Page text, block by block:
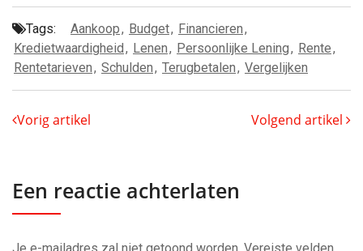
Tags: Aankoop, Budget, Financieren,
Kredietwaardigheid, Lenen, Persoonlijke Lening, Rente,
Rentetarieven, Schulden, Terugbetalen, Vergelijken
Vorig artikel Volgend artikel
Een reactie achterlaten